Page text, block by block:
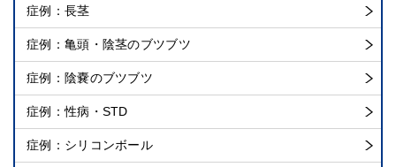
症例：長茎
症例：亀頭・陰茎のブツブツ
症例：陰嚢のブツブツ
症例：性病・STD
症例：シリコンボール